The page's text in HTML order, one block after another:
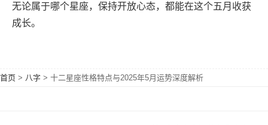
无论属于哪个星座，保持开放心态，都能在这个五月收获
成长。
首页 > 八字 > 十二星座性格特点与2025年5月运势深度解析